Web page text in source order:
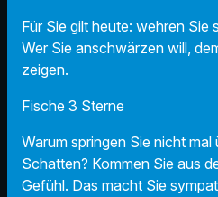
Für Sie gilt heute: wehren Sie
Wer Sie anschwärzen will,
zeigen.
Fische 3 Sterne
Warum springen Sie nicht mal
Schatten? Kommen Sie aus
Gefühl. Das macht Sie